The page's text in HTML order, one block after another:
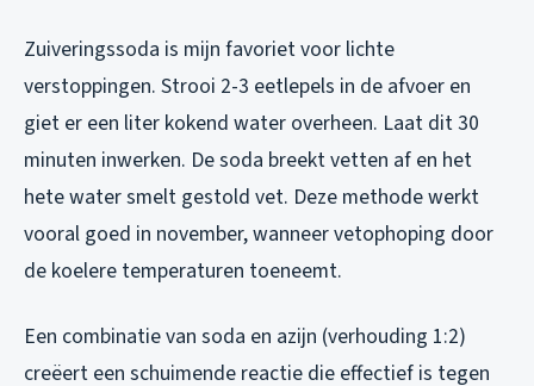
Zuiveringssoda is mijn favoriet voor lichte
verstoppingen. Strooi 2-3 eetlepels in de afvoer en
giet er een liter kokend water overheen. Laat dit 30
minuten inwerken. De soda breekt vetten af en het
hete water smelt gestold vet. Deze methode werkt
vooral goed in november, wanneer vetophoping door
de koelere temperaturen toeneemt.
Een combinatie van soda en azijn (verhouding 1:2)
creëert een schuimende reactie die effectief is tegen